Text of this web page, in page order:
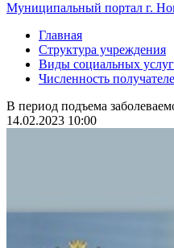
Муниципальный портал г.
Главная
Структура учреждения
Виды социальных услуг
Численность
В период подъема
14.02.2023 10:00